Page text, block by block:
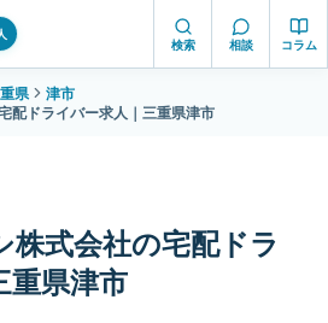
検索 相談 コラム
県
津市
配ドライバー求人｜三重県津市
株式会社の宅配ドラ
重県津市